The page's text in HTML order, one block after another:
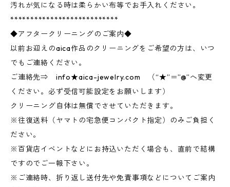
汚れが気になる時は柔らかい布等でお手入れください。
***************************
◆アフタークリーニングのご案内◆
以前お迎えのaica作品のクリーニングをご希望の方は、いつ
でもご連絡ください。
ご連絡先⇒ info★aica-jewelry.com （“★”＝”@”へ変更
ください。必ず受信可能設定をお願いします）
クリーニング自体は無償でさせていただきます。
※往復送料（ヤマトの宅急便コンパクト指定）のみご負担く
ださい。
※百貨店イベントなどにお持込いただく場合も、直前で結構
ですのでご一報下さい。
※ご連絡時、折り返し送付先や免責事項などについてご案内